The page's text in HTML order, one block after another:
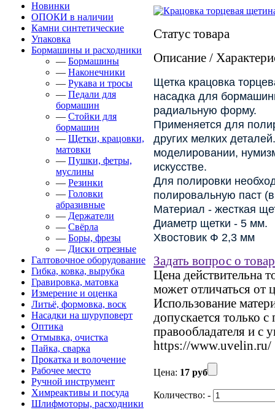
Новинки
ОПОКИ в наличии
Камни синтетические
Упаковка
Бормашины и расходники
— Бормашины
— Наконечники
— Рукава и тросы
— Педали для
бормашин
— Стойки для
бормашин
— Щетки, крацовки,
матовки
— Пушки, фетры,
муслины
— Резинки
— Головки
абразивные
— Держатели
— Свёрла
— Боры, фрезы
— Диски отрезные
Галтовочное оборудование
Гибка, ковка, вырубка
Гравировка, матовка
Измерение и оценка
Литьё, формовка, воск
Насадки на шуруповерт
Оптика
Отмывка, очистка
Пайка, сварка
Прокатка и волочение
Рабочее место
Ручной инструмент
Химреактивы и посуда
Шлифмоторы, расходники
Статус товара
Описание /
Щетка крацовка
насадка для
радиальную форму.
Применяется для
других мелких
моделировании,
искусстве.
Для полировки
полировальную паст
Материал - жесткая
Диаметр щетки - 5 мм.
Хвостовик Ф 2,3 мм
Задать вопрос о
Цена действительна
может отличаться от
Использование
допускается только
правообладателя и с
https://www.uvelin.ru/
Цена: 17 руб
Количество: -